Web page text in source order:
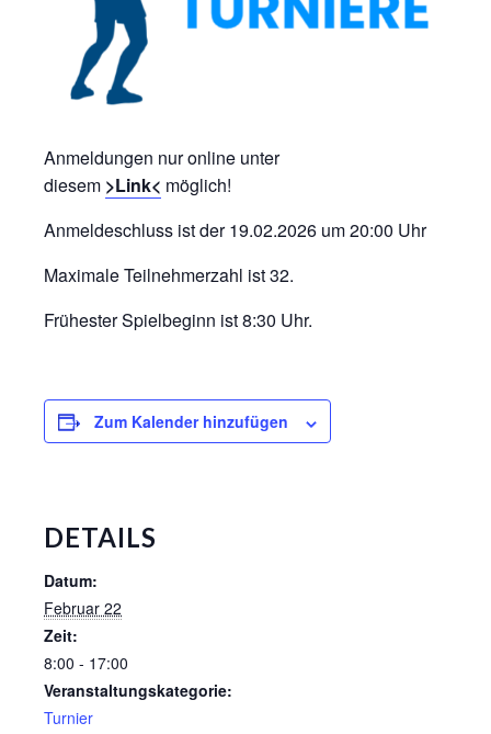
Anmeldungen nur online unter
diesem >Link< möglich!
Anmeldeschluss ist der 19.02.2026 um 20:00 Uhr
Maximale Teilnehmerzahl ist 32.
Frühester Spielbeginn ist 8:30 Uhr.
Zum Kalender hinzufügen
DETAILS
Datum:
Februar 22
Zeit:
8:00 - 17:00
Veranstaltungskategorie:
Turnier